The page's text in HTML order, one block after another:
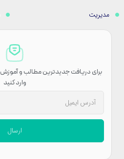
مدیریت
برای دریافت جدیدترین مطالب و آموزش‌های
وارد کنید
ارسال